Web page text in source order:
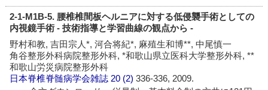
2-1-M1B-5. 腰椎椎間板ヘルニアに対する低侵襲手術としての
内視鏡手術 - 技術指導と学習曲線の観点から -
野村和教, 吉田宗人*, 河合将紀*, 麻殖生和博**, 中尾慎一
角谷整形外科病院整形外科, *和歌山県立医科大学整形外科, **
和歌山労災病院整形外科
日本脊椎脊髄病学会雑誌 20 (2)336-336, 2009.